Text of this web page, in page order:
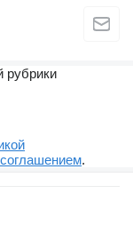
рубрики
.